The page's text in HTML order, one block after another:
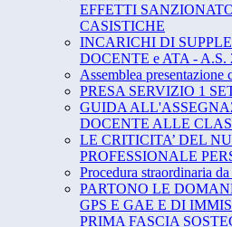
EFFETTI
CASISTICHE
INCARICHI DI
DOCENTE e ATA - A.S.
Assemblea presentazione
PRESA SERVIZIO 1
GUIDA
DOCENTE ALLE
LE CRITICITA’ DEL
PROFESSIONALE
Procedura straordinaria
PARTONO LE
GPS E GAE E DI
PRIMA FASCIA